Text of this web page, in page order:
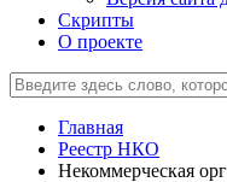
Скрипты
О проекте
Главная
Реестр НКО
Некоммерческая